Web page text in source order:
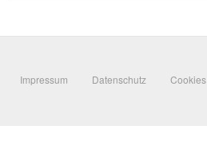
Impressum Datenschutz Cookies